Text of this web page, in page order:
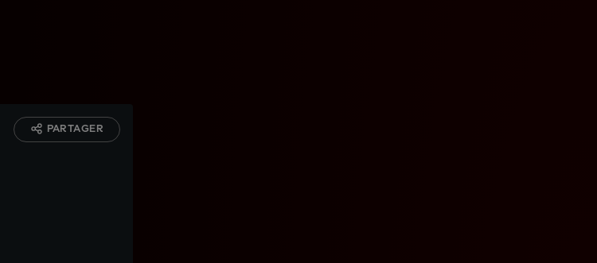
PARTAGER